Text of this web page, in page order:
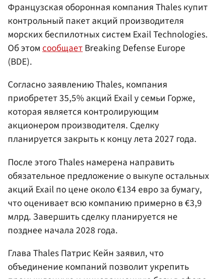
Французская оборонная компания Thales купит
контрольный пакет акций производителя
морских беспилотных систем Exail Technologies.
Об этомсообщаетBreaking Defense Europe
(BDE).
Согласно заявлению Thales, компания
приобретет 35,5% акций Exail у семьи Горже,
которая является контролирующим
акционером производителя. Сделку
планируется закрыть к концу лета 2027 года.
После этого Thales намерена направить
обязательное предложение о выкупе остальных
акций Exail по цене около €134 евро за бумагу,
что оценивает всю компанию примерно в €3,9
млрд. Завершить сделку планируется не
позднее начала 2028 года.
Глава Thales Патрис Кейн заявил, что
объединение компаний позволит укрепить